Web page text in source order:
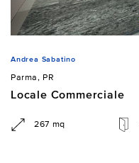
Andrea Sabatino
Parma, PR
Locale Commerciale
267 mq